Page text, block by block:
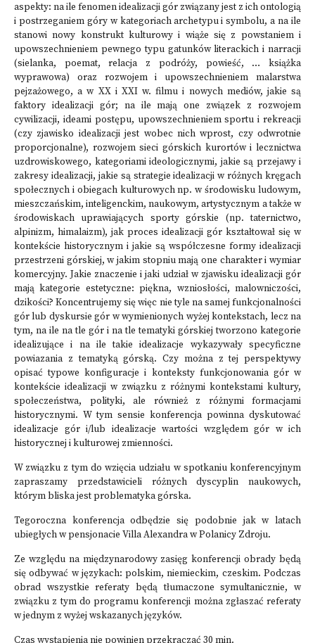
aspekty: na ile fenomen idealizacji gór związany jest z ich ontologią
i postrzeganiem góry w kategoriach archetypu i symbolu, a na ile
stanowi nowy konstrukt kulturowy i wiąże się z powstaniem i
upowszechnieniem pewnego typu gatunków literackich i narracji
(sielanka, poemat, relacja z podróży, powieść, … książka
wyprawowa) oraz rozwojem i upowszechnieniem malarstwa
pejzażowego, a w XX i XXI w. filmu i nowych mediów, jakie są
faktory idealizacji gór; na ile mają one związek z rozwojem
cywilizacji, ideami postępu, upowszechnieniem sportu i rekreacji
(czy zjawisko idealizacji jest wobec nich wprost, czy odwrotnie
proporcjonalne), rozwojem sieci górskich kurortów i lecznictwa
uzdrowiskowego, kategoriami ideologicznymi, jakie są przejawy i
zakresy idealizacji, jakie są strategie idealizacji w różnych kręgach
społecznych i obiegach kulturowych np. w środowisku ludowym,
mieszczańskim, inteligenckim, naukowym, artystycznym a także w
środowiskach uprawiających sporty górskie (np. taternictwo,
alpinizm, himalaizm), jak proces idealizacji gór kształtował się w
kontekście historycznym i jakie są współczesne formy idealizacji
przestrzeni górskiej, w jakim stopniu mają one charakter i wymiar
komercyjny. Jakie znaczenie i jaki udział w zjawisku idealizacji gór
mają kategorie estetyczne: piękna, wzniosłości, malowniczości,
dzikości? Koncentrujemy się więc nie tyle na samej funkcjonalności
gór lub dyskursie gór w wymienionych wyżej kontekstach, lecz na
tym, na ile na tle gór i na tle tematyki górskiej tworzono kategorie
idealizujące i na ile takie idealizacje wykazywały specyficzne
powiazania z tematyką górską. Czy można z tej perspektywy
opisać typowe konfiguracje i konteksty funkcjonowania gór w
kontekście idealizacji w związku z różnymi kontekstami kultury,
społeczeństwa, polityki, ale również z różnymi formacjami
historycznymi. W tym sensie konferencja powinna dyskutować
idealizacje gór i/lub idealizacje wartości względem gór w ich
historycznej i kulturowej zmienności.
W związku z tym do wzięcia udziału w spotkaniu konferencyjnym
zapraszamy przedstawicieli różnych dyscyplin naukowych,
którym bliska jest problematyka górska.
Tegoroczna konferencja odbędzie się podobnie jak w latach
ubiegłych w pensjonacie Villa Alexandra w Polanicy Zdroju.
Ze względu na międzynarodowy zasięg konferencji obrady będą
się odbywać w językach: polskim, niemieckim, czeskim. Podczas
obrad wszystkie referaty będą tłumaczone symultanicznie, w
związku z tym do programu konferencji można zgłaszać referaty
w jednym z wyżej wskazanych języków.
Czas wystąpienia nie powinien przekraczać 30 min.